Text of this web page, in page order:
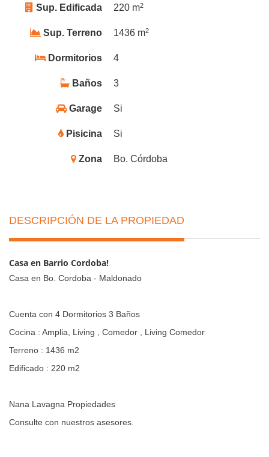
Sup. Edificada 220 m2
Sup. Terreno 1436 m2
Dormitorios 4
Baños 3
Garage Si
Pisicina Si
Zona Bo. Córdoba
DESCRIPCIÓN DE LA PROPIEDAD
Casa en Barrio Cordoba!
Casa en Bo. Cordoba - Maldonado
Cuenta con 4 Dormitorios 3 Baños
Cocina : Amplia, Living , Comedor , Living Comedor
Terreno : 1436 m2
Edificado : 220 m2
Nana Lavagna Propiedades
Consulte con nuestros asesores.